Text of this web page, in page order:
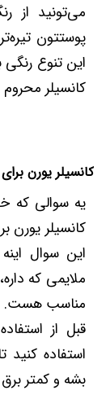
می‌تونید از
پوستتون
این تنوع
کانسیلر
کانسیلر یورن
یه سوالی که
کانسیلر
این سوال
ملایمی که
مناسب هست.
قبل از
استفاده
بشه و کمتر برق